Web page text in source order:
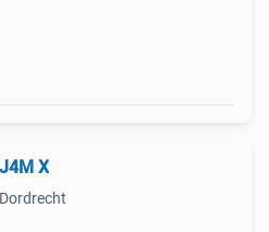
J4M X
Dordrecht